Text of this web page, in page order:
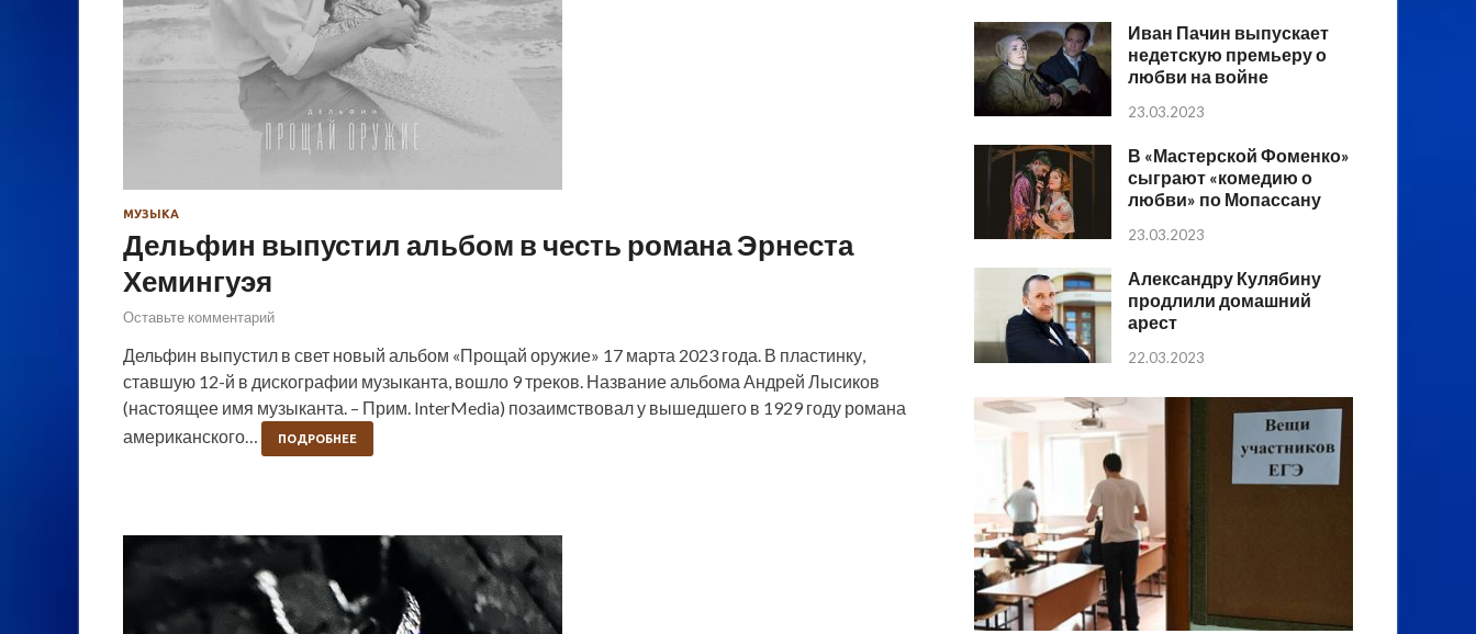
МУЗЫКА
Дельфин выпустил альбом в честь романа Эрнеста
Хемингуэя
Оставьте комментарий
Дельфин выпустил в свет новый альбом «Прощай оружие» 17 марта 2023 года. В пластинку,
ставшую 12-й в дискографии музыканта, вошло 9 треков. Название альбома Андрей Лысиков
(настоящее имя музыканта. – Прим. InterMedia) позаимствовал у вышедшего в 1929 году романа
американского…
ПОДРОБНЕЕ
Иван Пачин выпускает
недетскую премьеру о
любви на войне
23.03.2023
В «Мастерской Фоменко»
сыграют «комедию о
любви» по Мопассану
23.03.2023
Александру Кулябину
продлили домашний
арест
22.03.2023